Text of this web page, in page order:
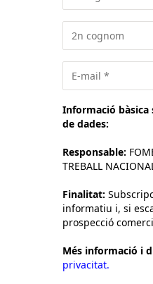
Informació bàsica
de dades:
Responsable:
TREBALL
Finalitat:
informatiu i, si
prospecció
Més informació i
privacitat.